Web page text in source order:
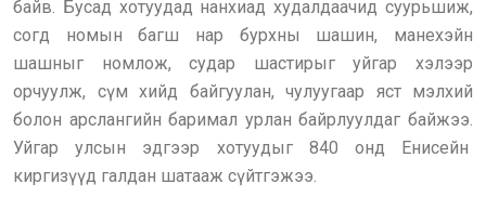
байв. Бусад хотуудад нанхиад худалдаачид суурьшиж,
согд номын багш нар бурхны шашин, манехэйн
шашныг номлож, судар шастирыг уйгар хэлээр
орчуулж, сүм хийд байгуулан, чулуугаар яст мэлхий
болон арслангийн баримал урлан байрлуулдаг байжээ.
Уйгар улсын эдгээр хотуудыг 840 онд Енисейн
киргизүүд галдан шатааж сүйтгэжээ.